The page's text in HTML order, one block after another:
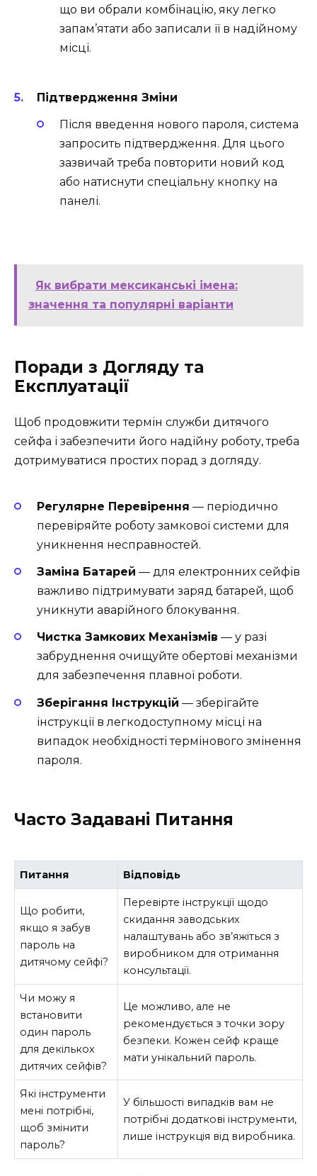
що ви обрали комбінацію, яку легко
запам’ятати або записали її в надійному
місці.
Підтвердження Зміни
Після введення нового пароля, система
запросить підтвердження. Для цього
зазвичай треба повторити новий код
або натиснути спеціальну кнопку на
панелі.
Як вибрати мексиканські імена:
значення та популярні варіанти
Поради з Догляду та
Експлуатації
Щоб продовжити термін служби дитячого
сейфа і забезпечити його надійну роботу, треба
дотримуватися простих порад з догляду.
Регулярне Перевірення — періодично
перевіряйте роботу замкової системи для
уникнення несправностей.
Заміна Батарей — для електронних сейфів
важливо підтримувати заряд батарей, щоб
уникнути аварійного блокування.
Чистка Замкових Механізмів — у разі
забруднення очищуйте обертові механізми
для забезпечення плавної роботи.
Зберігання Інструкцій — зберігайте
інструкції в легкодоступному місці на
випадок необхідності термінового змінення
пароля.
Часто Задавані Питання
Питання Відповідь
Що робити,
якщо я забув
пароль на
дитячому сейфі?
Перевірте інструкції щодо
скидання заводських
налаштувань або зв’яжіться з
виробником для отримання
консультації.
Чи можу я
встановити
один пароль
для декількох
дитячих сейфів?
Це можливо, але не
рекомендується з точки зору
безпеки. Кожен сейф краще
мати унікальний пароль.
Які інструменти
мені потрібні,
щоб змінити
пароль?
У більшості випадків вам не
потрібні додаткові інструменти,
лише інструкція від виробника.